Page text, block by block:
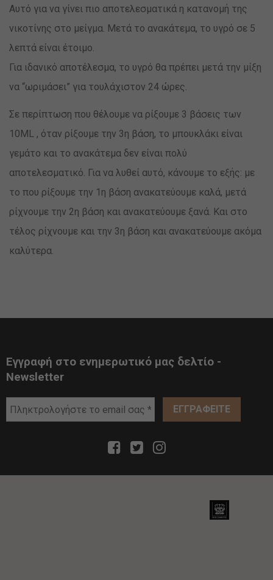
Αυτό για να γίνει πιο αποτελεσματικά η κατανομή της
νικοτίνης στο μείγμα. Μετά το ανακάτεμα, το υγρό σε 5
λεπτά είναι έτοιμο.
Για ιδανικό αποτέλεσμα, το υγρό θα πρέπει μετά την μίξη
να “ωριμάσει” για τουλάχιστον 24 ώρες.
Σε περίπτωση που θέλουμε να ρίξουμε 3 βάσεις των
10ML , όταν ρίξουμε την 3η βάση, το μπουκλάκι είναι
γεμάτο και το ανακάτεμα δεν είναι πολύ
αποτελεσματικό. Για να λυθεί αυτό, κάνουμε το εξής: με
το που ρίξουμε την 1η βάση ανακατεύουμε καλά, μετά
ρίχνουμε την 2η βάση και ανακατεύουμε ξανά. Και στο
τέλος ρίχνουμε και την 3η βάση και ανακατεύουμε ακόμα
καλύτερα.
Εγγραφή στο ενημερωτικό μας δελτίο -
Newsletter